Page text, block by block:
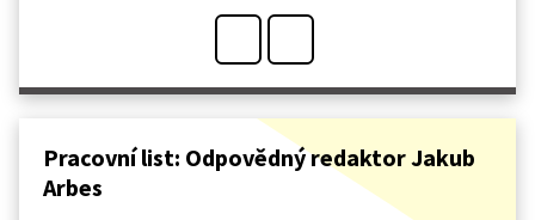
Pracovní list: Odpovědný redaktor Jakub
Arbes